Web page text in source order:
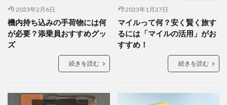
2023年2月6日
機内持ち込みの手荷物には何
が必要？添乗員おすすめグッ
ズ
続きを読む
2023年1月27日
マイルって何？安く賢く旅す
るには「マイルの活用」がお
すすめ！
続きを読む